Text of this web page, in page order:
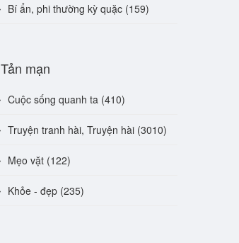
Bí ẩn, phi thường kỳ quặc (159)
Tản mạn
Cuộc sống quanh ta (410)
Truyện tranh hài, Truyện hài (3010)
Mẹo vặt (122)
Khỏe - đẹp (235)